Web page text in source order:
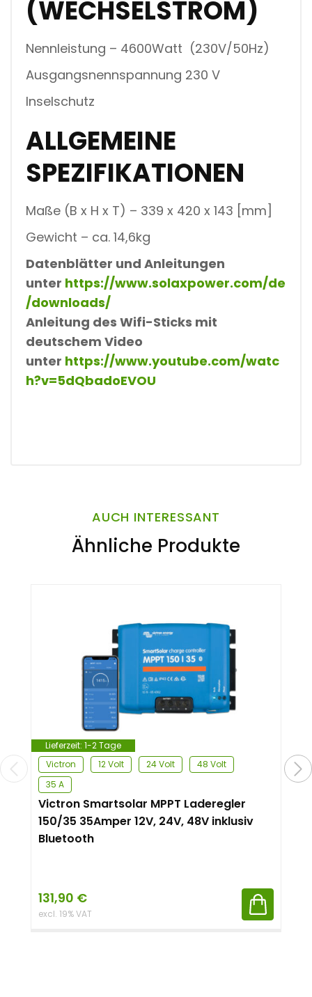
(WECHSELSTROM)
Nennleistung – 4600Watt (230V/50Hz)
Ausgangsnennspannung 230 V
Inselschutz
ALLGEMEINE
SPEZIFIKATIONEN
Maße (B x H x T) – 339 x 420 x 143 [mm]
Gewicht – ca. 14,6kg
Datenblätter und Anleitungen
unter https://www.solaxpower.com/de
/downloads/
Anleitung des Wifi-Sticks mit
deutschem Video
unter https://www.youtube.com/watc
h?v=5dQbadoEVOU
AUCH INTERESSANT
Ähnliche Produkte
Lieferzeit: 1-2 Tage
Victron
12 Volt 24 Volt
48 Volt
35 A
Victron Smartsolar MPPT Laderegler
150/35 35Amper 12V, 24V, 48V inklusiv
Bluetooth
131,90 €
excl. 19% VAT